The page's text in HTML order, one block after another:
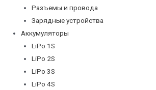
Разъемы и провода
Зарядные устройства
Аккумуляторы
LiPo 1S
LiPo 2S
LiPo 3S
LiPo 4S